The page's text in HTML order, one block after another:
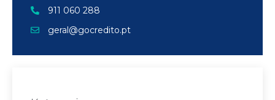
911 060 288
geral@gocredito.pt